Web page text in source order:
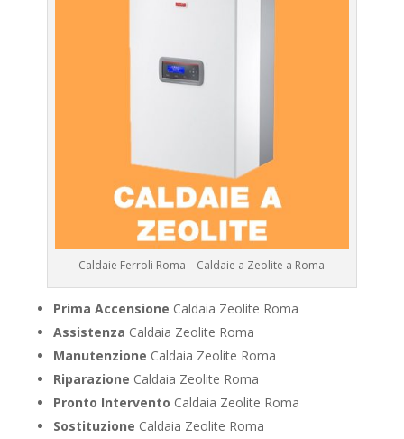
Caldaie Ferroli Roma – Caldaie a Zeolite a Roma
Prima Accensione Caldaia Zeolite Roma
Assistenza Caldaia Zeolite Roma
Manutenzione Caldaia Zeolite Roma
Riparazione Caldaia Zeolite Roma
Pronto Intervento Caldaia Zeolite Roma
Sostituzione Caldaia Zeolite Roma